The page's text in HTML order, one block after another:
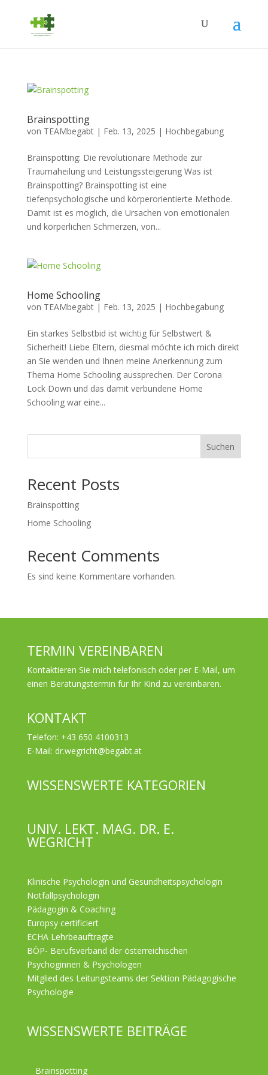
Brainspotting
von TEAMbegabt| Feb. 13, 2025 | Hochbegabung
Brainspotting: Die revolutionäre Methode zur
Traumaheilung und Leistungssteigerung Was ist
Brainspotting? Brainspotting ist eine
tiefenpsychologische und körperorientierte Methode.
Damit ist es möglich, die Ursachen von emotionalen
und körperlichen Schmerzen, von...
Home Schooling
von TEAMbegabt| Feb. 13, 2025 | Hochbegabung
Ein starkes Selbstbid ist wichtig für Selbstwert &
Sicherheit! Liebe Eltern, diesmal möchte ich mich direkt
an Sie wenden und Ihnen meine Anerkennung zum
Thema Home Schooling aussprechen. Der Corona
Lock Down und das damit verbundene Home
Schooling war eine...
Suchen
Recent Posts
Brainspotting
Home Schooling
Recent Comments
Es sind keine Kommentare vorhanden.
TERMIN VEREINBAREN
Kontaktieren Sie mich telefonisch oder per E-Mail, um
einen Beratungstermin für Ihr Kind zu vereinbaren.
KONTAKT
Telefon: +43 650 4100313
E-Mail: dr.wegricht@begabt.at
WISSENSWERTE KATEGORIEN
UNIV. LEKT. MAG. DR. E.
WEGRICHT
Klinische Psychologin und Gesundheitspsychologin
Notfallpsychologin
Pädagogin & Coaching
Europsy certificiert
ECHA Lehrbeauftragte
BÖP- Berufsverband der österreichischen
Psychoginnen & Psychologen
Mitglied des Leitungsteams der Sektion Pädagogische
Psychologie
WISSENSWERTE BEITRÄGE
Brainspotting